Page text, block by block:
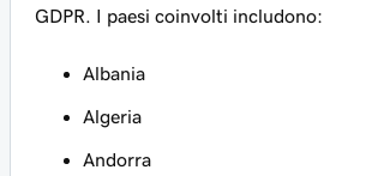
GDPR. I paesi coinvolti includono:
Albania
Algeria
Andorra